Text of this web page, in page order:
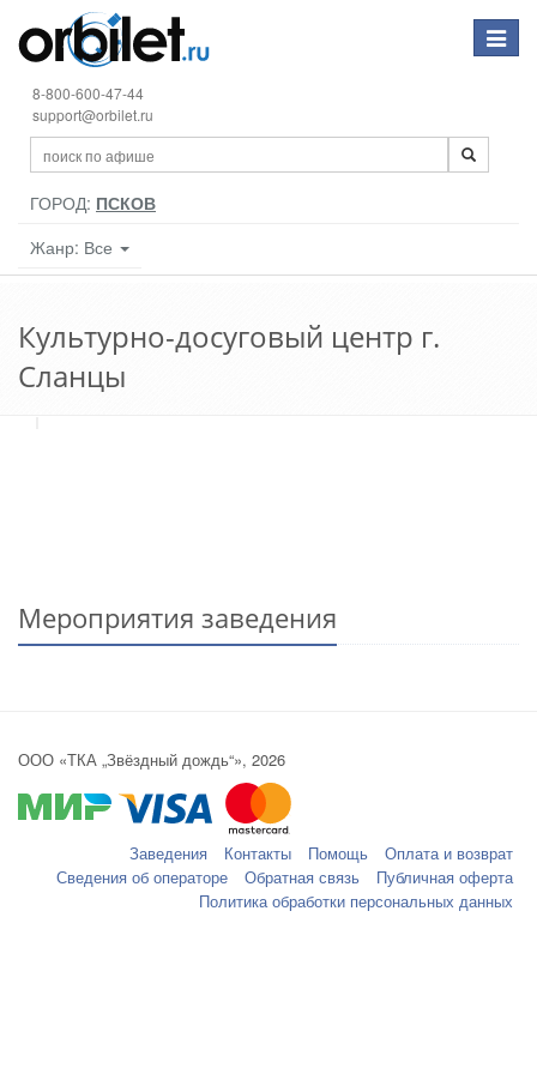
Toggle
8-800-600-47-44
support@orbilet.ru
ГОРОД: ПСКОВ
Жанр: Все
Культурно-досуговый центр г.
Сланцы
Мероприятия заведения
ООО «ТКА „Звёздный дождь“», 2026
Заведения Контакты Помощь
Оплата и возврат
Сведения об операторе
Обратная связь
Публичная оферта
Политика обработки персональных данных